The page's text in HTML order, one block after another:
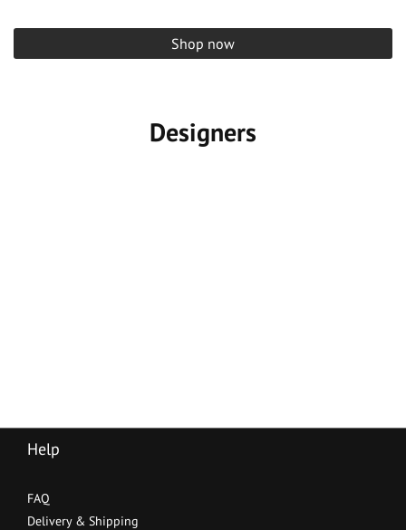
Shop now
Designers
Help
FAQ
Delivery & Shipping